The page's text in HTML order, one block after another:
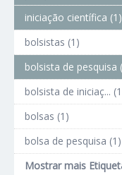
iniciação científica (1)
bolsistas (1)
bolsista de pesquisa
bolsista de iniciaç...
bolsas (1)
bolsa de pesquisa (1)
Mostrar mais